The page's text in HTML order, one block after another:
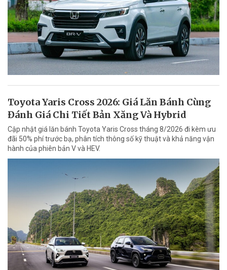
Toyota Yaris Cross 2026: Giá Lăn Bánh Cùng
Đánh Giá Chi Tiết Bản Xăng Và Hybrid
Cập nhật giá lăn bánh Toyota Yaris Cross tháng 8/2026 đi kèm ưu
đãi 50% phí trước bạ, phân tích thông số kỹ thuật và khả năng vận
hành của phiên bản V và HEV.